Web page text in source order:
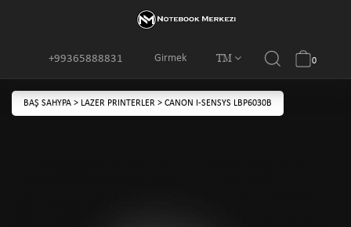
Girmek TM
+99365888831 0
BAŞ SAHYPA > LAZER PRINTERLER > CANON I-SENSYS LBP6030B